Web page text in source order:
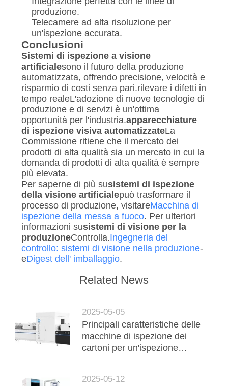
produzione.
Telecamere ad alta risoluzione per
un'ispezione accurata.
Conclusioni
Sistemi di ispezione a visione
artificialesono il futuro della produzione
automatizzata, offrendo precisione, velocità e
risparmio di costi senza pari.rilevare i difetti in
tempo realeL'adozione di nuove tecnologie di
produzione e di servizi è un'ottima
opportunità per l'industria.apparecchiature
di ispezione visiva automatizzateLa
Commissione ritiene che il mercato dei
prodotti di alta qualità sia un mercato in cui la
domanda di prodotti di alta qualità è sempre
più elevata.
Per saperne di più susistemi di ispezione
della visione artificialepuò trasformare il
processo di produzione, visitareMacchina di
ispezione della messa a fuoco. Per ulteriori
informazioni susistemi di visione per la
produzioneControlla.Ingegneria del
controllo: sistemi di visione nella produzione-
eDigest dell' imballaggio.
Related News
2025-05-05
Principali caratteristiche delle
macchine di ispezione dei
cartoni per un'ispezione
2025-05-12